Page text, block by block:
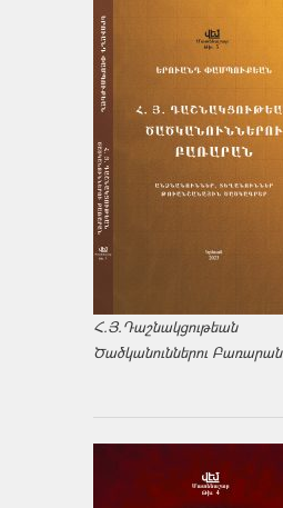
Հ.Յ.Դաշնակցութեան
Ծածկանուններու Բառարան